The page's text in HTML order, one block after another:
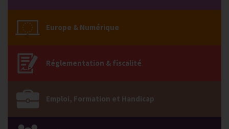
Europe & Numérique
Réglementation & fiscalité
Emploi, Formation et Handicap